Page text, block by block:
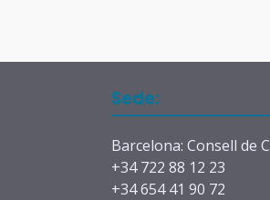
Sede:
Barcelona: Consell de
+34 722 88 12 23
+34 654 41 90 72